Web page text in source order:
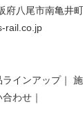
府八尾市南亀井
rail.co.jp
ラインアップ｜
合わせ ｜